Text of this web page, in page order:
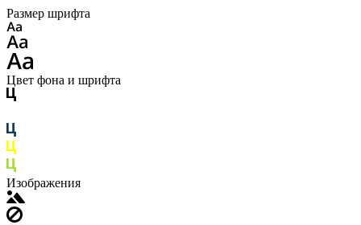
Размер шрифта
Цвет фона и шрифта
Изображения